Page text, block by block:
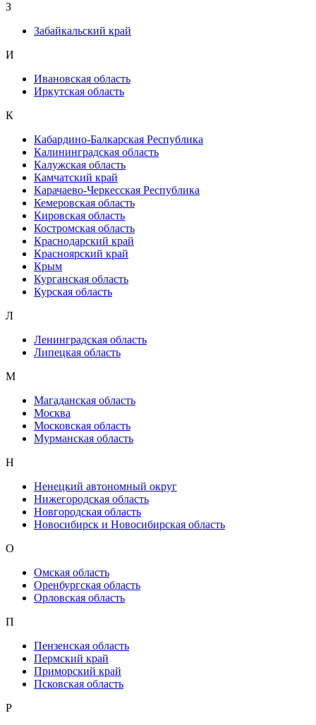
З
Забайкальский край
И
Ивановская область
Иркутская область
К
Кабардино-Балкарская Республика
Калининградская область
Калужская область
Камчатский край
Карачаево-Черкесская Республика
Кемеровская область
Кировская область
Костромская область
Краснодарский край
Красноярский край
Крым
Курганская область
Курская область
Л
Ленинградская область
Липецкая область
М
Магаданская область
Москва
Московская область
Мурманская область
Н
Ненецкий автономный округ
Нижегородская область
Новгородская область
Новосибирск и Новосибирская область
О
Омская область
Оренбургская область
Орловская область
П
Пензенская область
Пермский край
Приморский край
Псковская область
Р